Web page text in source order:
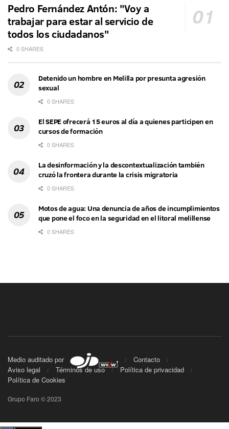
Pedro Fernández Antón: "Voy a
trabajar para estar al servicio de
todos los ciudadanos"
0 SHARES
Detenido un hombre en Melilla por presunta agresión
sexual
0 SHARES
El SEPE ofrecerá 15 euros al día a quienes participen en
cursos de formación
0 SHARES
La desinformación y la descontextualización también
cruzó la frontera durante la crisis migratoria
0 SHARES
Motos de agua: Una denuncia de años de incumplimientos
que pone el foco en la seguridad en el litoral melillense
0 SHARES
Medio auditado por
Contacto
Aviso legal
Términos de uso
Política de privacidad
Política de Cookies
Grupo Faro © 2023